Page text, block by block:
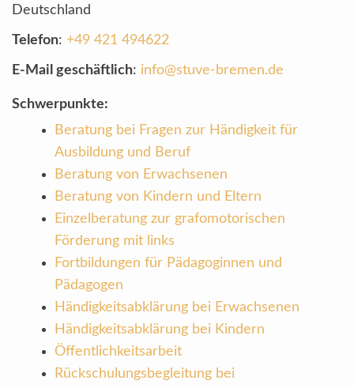
Deutschland
Telefon: +49 421 494622
E-Mail geschäftlich: info@stuve-bremen.de
Schwerpunkte:
Beratung bei Fragen zur Händigkeit für
Ausbildung und Beruf
Beratung von Erwachsenen
Beratung von Kindern und Eltern
Einzelberatung zur grafomotorischen
Förderung mit links
Fortbildungen für Pädagoginnen und
Pädagogen
Händigkeitsabklärung bei Erwachsenen
Händigkeitsabklärung bei Kindern
Öffentlichkeitsarbeit
Rückschulungsbegleitung bei